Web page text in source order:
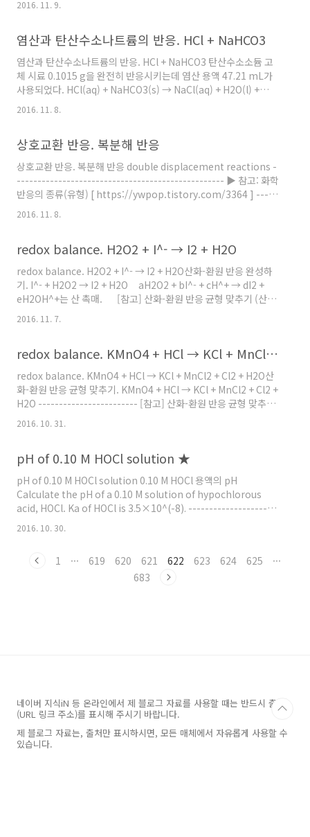
액)[ https://ywpop.tistory.com/6321 ]---------------------
MnO2 + OH^-이렇게 문제가 주어졌다면,용매(H2O), 촉매(OH^-)
등을 제거하여반응식을 간단히 만든 후, 균형을 맞춘다...
2016. 11. 9.
염산과 탄산수소나트륨의 반응. HCl + NaHCO3
염산과 탄산수소나트륨의 반응. HCl + NaHCO3 탄산수소소듐 고
체 시료 0.1015 g을 완전히 반응시키는데 염산 용액 47.21 mL가
사용되었다. HCl(aq) + NaHCO3(s) → NaCl(aq) + H2O(l) +
CO2(g) 염산 용액의 몰농도를 구하시오. A sample of sodium
hydrogen carbonate solid weighing 0.1015 g requires
completely. HCl(aq) + NaHCO3(s) → NaCl(aq) + H2O(l) +
CO2(g) Calculate the molarity of the hydrochloric acid
solution. ----..
2016. 11. 8.
상호교환 반응. 복분해 반응
상호교환 반응. 복분해 반응 double displacement reactions -
-------------------------------------------------- ▶ 참고: 화학
반응의 종류(유형) [ https://ywpop.tistory.com/3364 ] -----
---------------------------------------------- ▶ 두 개의 이온
결합성 화합물이 상대 이온(counter ion)을 바꿔 새로운 화합물을
ions to form two new product compounds with the
same ions (A^+)(B^-) + (C^+)(D^-) → (A^+)(D^-) +..
2016. 11. 8.
redox balance. H2O2 + I^- → I2 + H2O
redox balance. H2O2 + I^- → I2 + H2O산화-환원 반응 완성하
기. I^- + H2O2 → I2 + H2O aH2O2 + bI^- + cH^+ → dI2 +
eH2OH^+는 산 촉매. [참고] 산화-환원 반응 균형 맞추기 (산성
용액)[ https://ywpop.tistory.com/4264 ] 1. 반쪽 반응식
나누기산화: I^- → I2 (I의 산화수는 –1에서 0으로 증가, I^-는 산화
는 환원됨.)( 참고: H2O2의 산화수
화: 2I^- → I2환원: H2O2 + 2..
2016. 11. 7.
redox balance. KMnO4 + HCl → KCl + MnCl2 + Cl2 + H2O
redox balance. KMnO4 + HCl → KCl + MnCl2 + Cl2 + H2O산
화-환원 반응 균형 맞추기. KMnO4 + HCl → KCl + MnCl2 + Cl2 +
H2O ------------------------ [참고] 산화-환원 반응 균형 맞추기
(산성 용액)[ https://ywpop.tistory.com/4264 ] 산화수 변화
가 없는 구경꾼 이온과용매인 H2O를 제거해서,반응식을 간단하게
1, Cl2에서 Cl의 산화수 = 0---> Cl의 산화수는 –1에서 0으로 증가,
HCl은 산화됨. MnO4^-에서 Mn의 산화수 = +7, MnCl2에서 Mn
의..
2016. 10. 31.
pH of 0.10 M HOCl solution ★
pH of 0.10 M HOCl solution 0.10 M HOCl 용액의 pH
Calculate the pH of a 0.10 M solution of hypochlorous
acid, HOCl. Ka of HOCl is 3.5×10^(-8). ----------------------
----------------------------- HOCl의 이온화 반응식과 Ka
HOCl(aq) ⇌ H^+(aq) + OCl^-(aq) Ka = [H^+] [OCl^-] / [HOCl]
.............. x Ka = (x) (x) / (0.10–x) = 3.5×10^(-8) ( 참고
2016. 10. 30.
1 ··· 619 620 621 622 623 624 625
···
683
네이버 지식iN 등 온라인에서 제 블로그 자료를 사용할 때는 반드시 출처
(URL 링크 주소)를 표시해 주시기 바랍니다.
제 블로그 자료는, 출처만 표시하시면, 모든 매체에서 자유롭게 사용할 수
있습니다.